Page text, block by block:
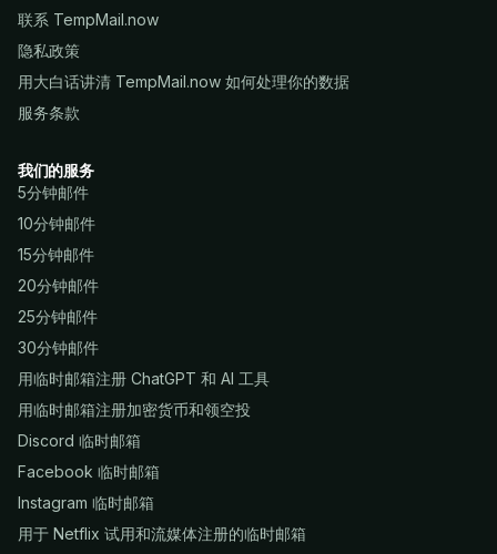
联系 TempMail.now
隐私政策
用大白话讲清 TempMail.now 如何处理你的数据
服务条款
我们的服务
5分钟邮件
10分钟邮件
15分钟邮件
20分钟邮件
25分钟邮件
30分钟邮件
用临时邮箱注册 ChatGPT 和 AI 工具
用临时邮箱注册加密货币和领空投
Discord 临时邮箱
Facebook 临时邮箱
Instagram 临时邮箱
用于 Netflix 试用和流媒体注册的临时邮箱